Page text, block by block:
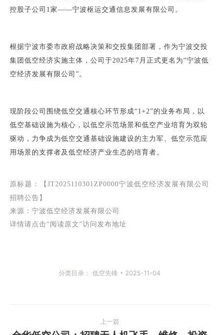
月
9:00-
2025
月
17
日
17:00。
报
报
控股子公司1家——宁波枢运交通信息发展有限公司。
根据宁波市委市政府战略决策和交投集团部署，作为宁波交投
集团低空经济实施主体，公司于2025年7月正式更名为“宁波低
空经济发展有限公司”。
现阶段公司围绕低空交通核心环节形成“1+2”的业务布局，以
低空基础设施为核心，以低空示范场景和低空产业培育为双轮
驱动，力争成为低空交通基础设施建设的主力军、低空示范应
用场景的支撑者及低空经济产业生态的培育者。
原标题 ：【JT2025110301ZP0000宁波低空经济发展有限公司
招聘公告】
来源： 宁波低空经济发展有限公司
详情请点击“阅读原文”访问发布地址
分类目录： 低空先锋 2025-11-04
上一篇